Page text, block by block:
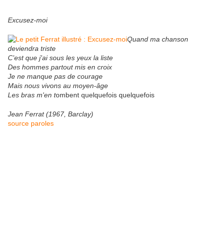
Excusez-moi
Quand ma chanson
deviendra triste
C'est que j'ai sous les yeux la liste
Des hommes partout mis en croix
Je ne manque pas de courage
Mais nous vivons au moyen-âge
Les bras m'en tombent quelquefois quelquefois
Jean Ferrat (1967, Barclay)
​source paroles